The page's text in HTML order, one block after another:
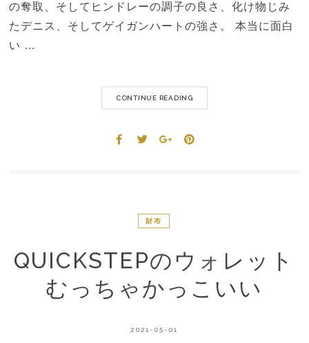
の奪取、そしてヒンドレーの調子の良さ、化け物じみ
たデニス、そしてゲイガンハートの強さ。 本当に面白
い …
CONTINUE READING
財布
QUICKSTEPのウォレット
むっちゃかっこいい
2021-05-01